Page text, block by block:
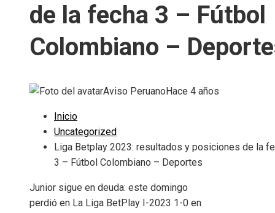
de la fecha 3 – Fútbol
Colombiano –
Aviso Peruano Hace 4 años
Inicio
Uncategorized
Liga Betplay 2023: resultados y posiciones de la
3 – Fútbol Colombiano – Deportes
Junior sigue en deuda: este domingo
perdió en La Liga BetPlay I-2023 1-0 en